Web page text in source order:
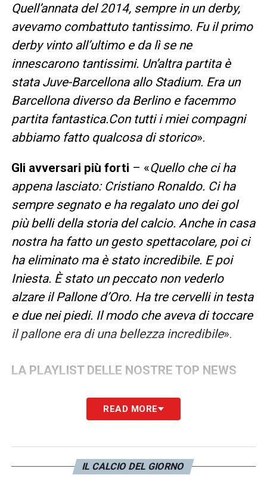
Quell’annata del 2014, sempre in un derby,
avevamo combattuto tantissimo. Fu il primo
derby vinto all’ultimo e da lì se ne
innescarono tantissimi. Un’altra partita è
stata Juve-Barcellona allo Stadium. Era un
Barcellona diverso da Berlino e facemmo
partita fantastica.Con tutti i miei compagni
abbiamo fatto qualcosa di storico».
Gli avversari più forti – «Quello che ci ha
appena lasciato: Cristiano Ronaldo. Ci ha
sempre segnato e ha regalato uno dei gol
più belli della storia del calcio. Anche in casa
nostra ha fatto un gesto spettacolare, poi ci
ha eliminato ma è stato incredibile. E poi
Iniesta. È stato un peccato non vederlo
alzare il Pallone d’Oro. Ha tre cervelli in testa
e due nei piedi. Il modo che aveva di toccare
il pallone era di una bellezza incredibile».
LA PLAYLIST DELLE NOSTRE TOP NEWS
READ MORE
IL CALCIO DEL GIORNO